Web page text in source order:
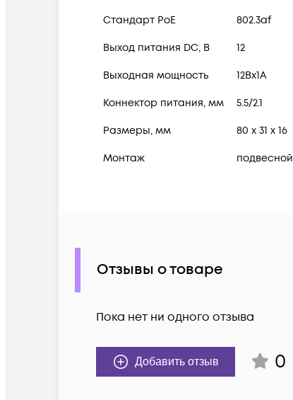
Стандарт PoE 802.3af
Выход питания DC, В 12
Выходная мощность 12Вх1A
Коннектор питания, мм 5.5/2.1
Размеры, мм 80 x 31 x 16
Монтаж подвесной
Отзывы о товаре
Пока нет ни одного отзыва
Добавить отзыв 0